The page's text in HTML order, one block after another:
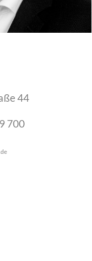
44
700
.de